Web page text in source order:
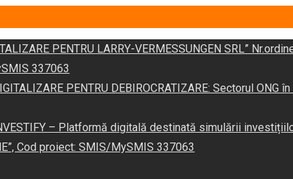
PENTRU LARRY-VERMESSUNGEN SRL”
337063
PENTRU DEBIROCRATIZARE: Sectorul
– Platformă digitală destinată simulării
Cod proiect: SMIS/MySMIS 337063